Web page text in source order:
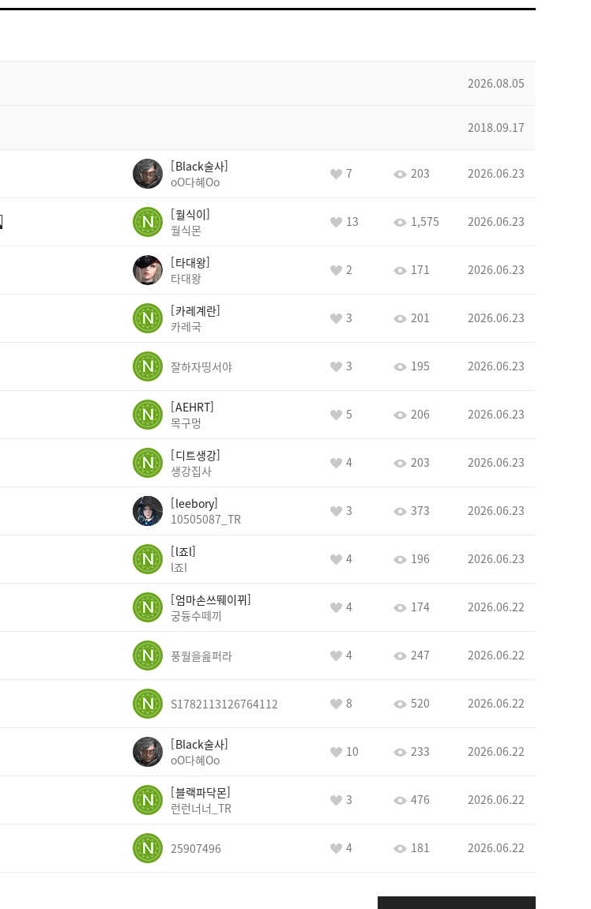
2026.08.05
2018.09.17
Black술사
oO다혜Oo
7 203 2026.06.23
월식이
월식몬
13 1,575 2026.06.23
타대왕
타대왕
2 171 2026.06.23
카레계란
카레국
3 201 2026.06.23
잘하자띵서야 3 195 2026.06.23
AEHRT
목구멍
5 206 2026.06.23
디트생강
생강집사
4 203 2026.06.23
leebory
10505087_TR
3 373 2026.06.23
l죠l
l죠l
4 196 2026.06.23
엄마손쓰뛔이뀌
궁듕수떼끼
4 174 2026.06.22
풍월을읊퍼라 4 247 2026.06.22
S1782113126764112 8 520 2026.06.22
Black술사
oO다혜Oo
10 233 2026.06.22
블랙파닥몬
런런너너_TR
3 476 2026.06.22
25907496 4 181 2026.06.22